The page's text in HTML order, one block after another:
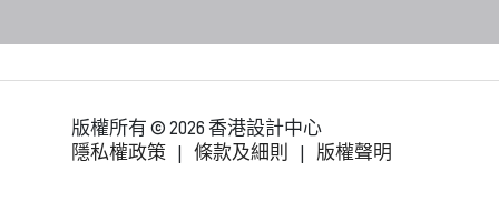
版權所有 © 2026 香港設計中心
隱私權政策 | 條款及細則 | 版權聲明